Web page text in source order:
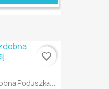
Poduszka...
favorite_border